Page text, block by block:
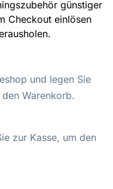
günstiger
Checkout einlösen
und legen Sie
Warenkorb.
zur Kasse, um den